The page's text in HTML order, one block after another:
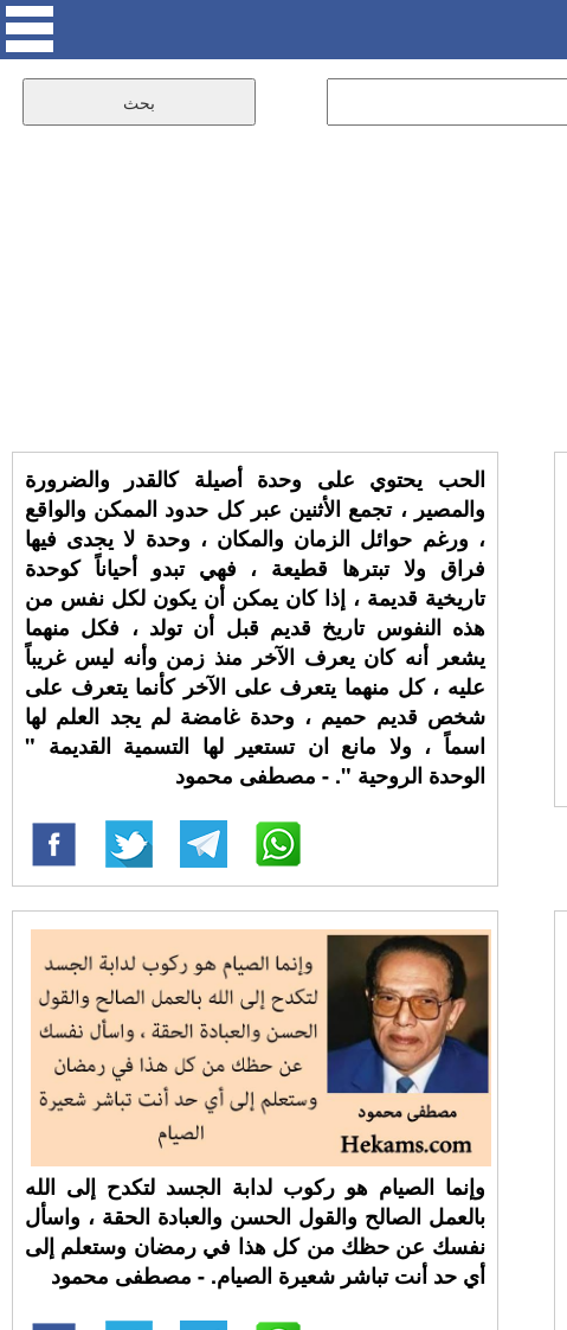
الحب يحتوي على وحدة أصيلة كالقدر والضرورة
والمصير ، تجمع الأثنين عبر كل حدود الممكن والواقع
، ورغم حوائل الزمان والمكان ، وحدة لا يجدى فيها
فراق ولا تبترها قطيعة ، فهي تبدو أحياناً كوحدة
تاريخية قديمة ، إذا كان يمكن أن يكون لكل نفس من
هذه النفوس تاريخ قديم قبل أن تولد ، فكل منهما
يشعر أنه كان يعرف الآخر منذ زمن وأنه ليس غريباً
عليه ، كل منهما يتعرف على الآخر كأنما يتعرف على
شخص قديم حميم ، وحدة غامضة لم يجد العلم لها
اسماً ، ولا مانع ان تستعير لها التسمية القديمة "
الوحدة الروحية ". - مصطفى محمود
وإنما الصيام هو ركوب لدابة الجسد لتكدح إلى الله
بالعمل الصالح والقول الحسن والعبادة الحقة ، واسأل
نفسك عن حظك من كل هذا في رمضان وستعلم إلى
أي حد أنت تباشر شعيرة الصيام. - مصطفى محمود